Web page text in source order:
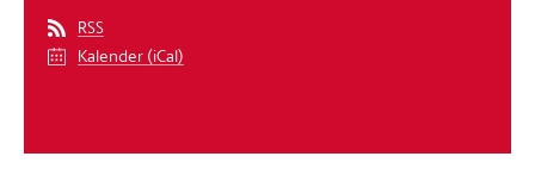
RSS
Kalender (iCal)